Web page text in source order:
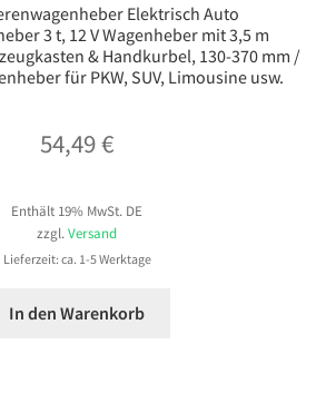
Elektrisch Auto
3 t, 12 V Wagenheber mit 3,5 m
& Handkurbel, 130-370 mm /
für PKW, SUV, Limousine usw.
54,49€
Enthält 19% MwSt. DE
zzgl. Versand
Lieferzeit: ca. 1-5 Werktage
In den Warenkorb